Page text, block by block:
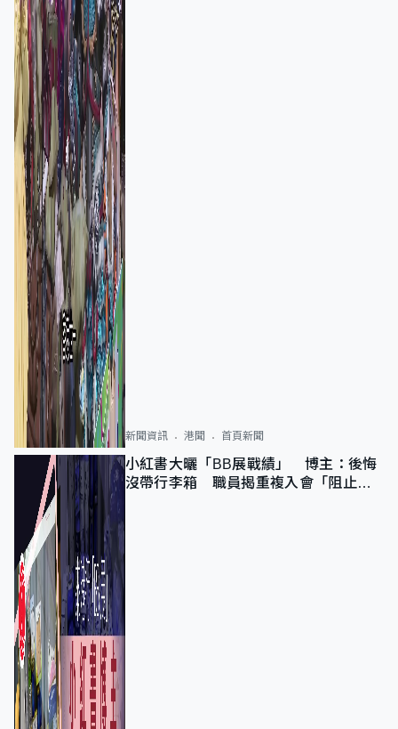
新聞資訊 港聞 首頁新聞
小紅書大曬「BB展戰績」 博主：後悔
沒帶行李箱 職員揭重複入會「阻止唔